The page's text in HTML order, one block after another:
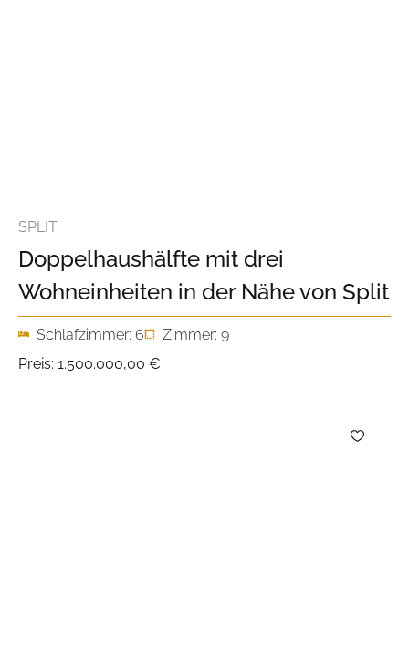
SPLIT
Doppelhaushälfte mit drei
Wohneinheiten in der Nähe von Split
Schlafzimmer: 6
Zimmer: 9
Preis: 1.500.000,00 €